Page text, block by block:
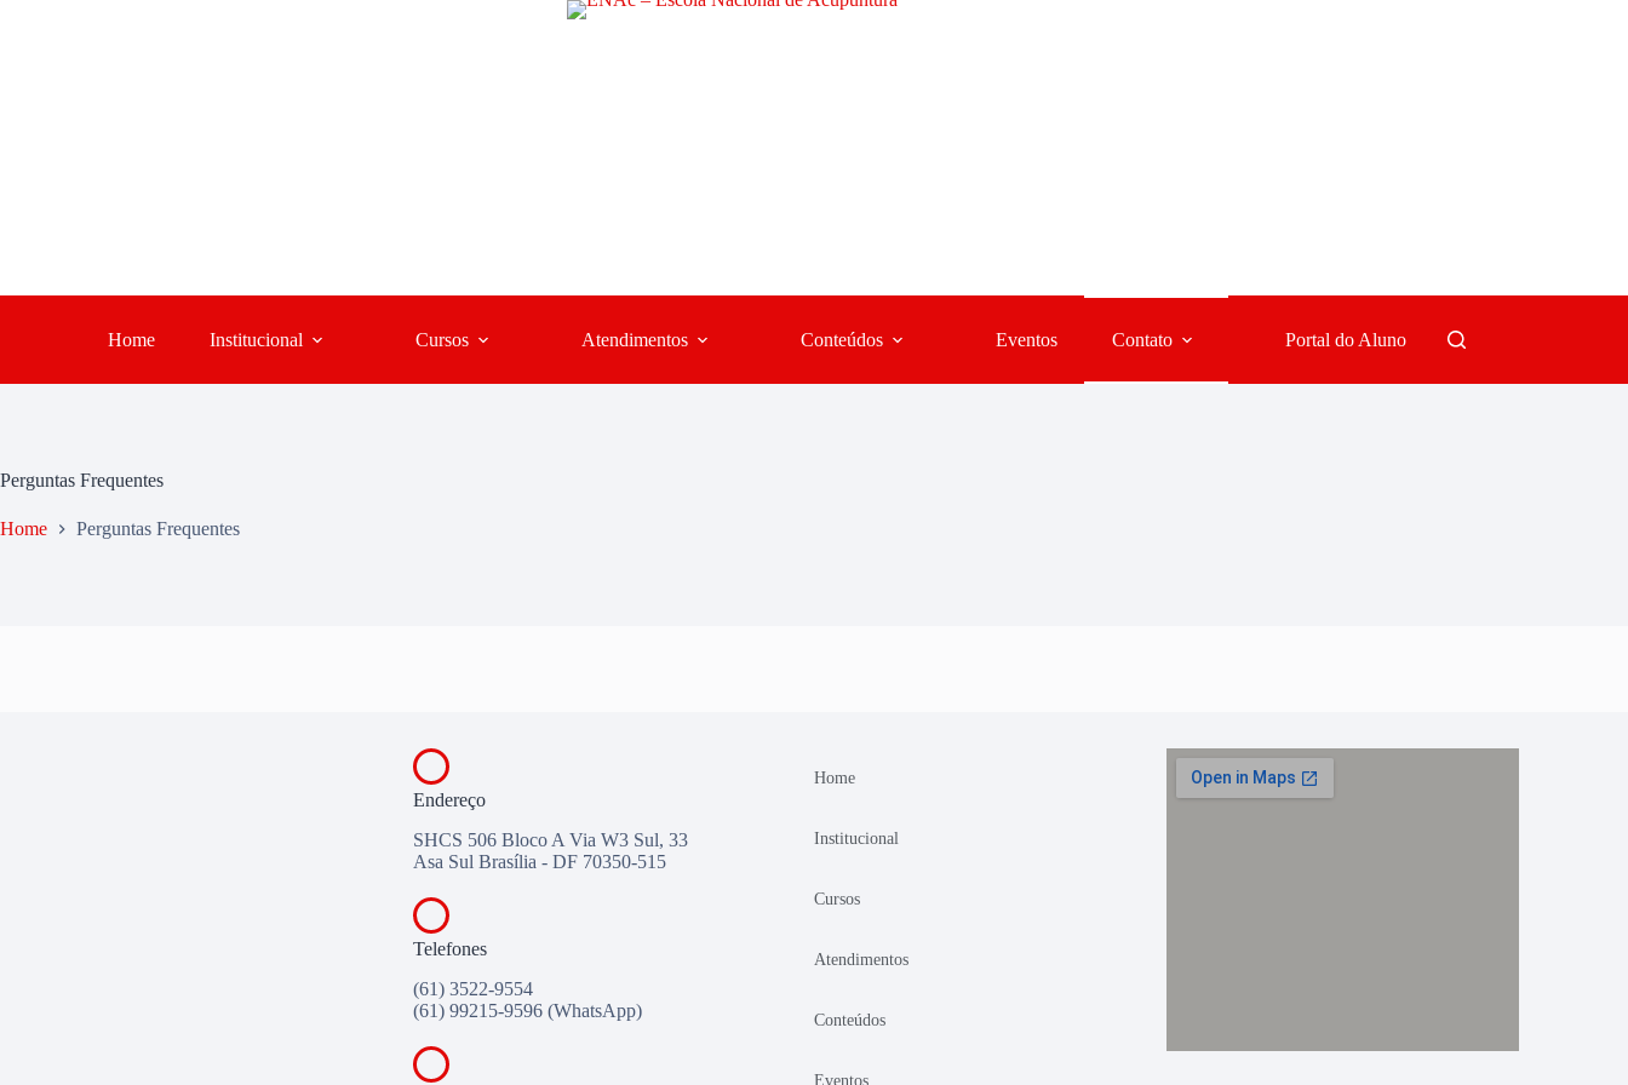
Home Institucional Cursos Atendimentos Conteúdos Eventos Contato Portal do Aluno
Perguntas Frequentes
Home Perguntas Frequentes
Endereço
SHCS 506 Bloco A Via W3 Sul, 33
Asa Sul Brasília - DF 70350-515
Telefones
(61) 3522-9554
(61) 99215-9596 (WhatsApp)
Home
Institucional
Cursos
Atendimentos
Conteúdos
Eventos